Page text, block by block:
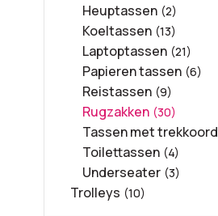
Heuptassen (2)
Koeltassen (13)
Laptoptassen (21)
Papieren tassen (6)
Reistassen (9)
Rugzakken (30)
Tassen met trekkoord
Toilettassen (4)
Underseater (3)
Trolleys (10)